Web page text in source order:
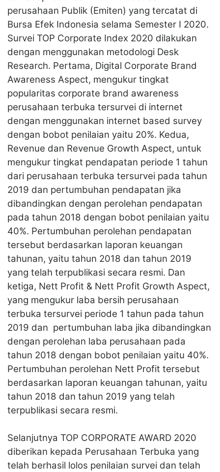
perusahaan Publik (Emiten) yang tercatat di
Bursa Efek Indonesia selama Semester I 2020.
Survei TOP Corporate Index 2020 dilakukan
dengan menggunakan metodologi Desk
Research. Pertama, Digital Corporate Brand
Awareness Aspect, mengukur tingkat
popularitas corporate brand awareness
perusahaan terbuka tersurvei di internet
dengan menggunakan internet based survey
dengan bobot penilaian yaitu 20%. Kedua,
Revenue dan Revenue Growth Aspect, untuk
mengukur tingkat pendapatan periode 1 tahun
dari perusahaan terbuka tersurvei pada tahun
2019 dan pertumbuhan pendapatan jika
dibandingkan dengan perolehan pendapatan
pada tahun 2018 dengan bobot penilaian yaitu
40%. Pertumbuhan perolehan pendapatan
tersebut berdasarkan laporan keuangan
tahunan, yaitu tahun 2018 dan tahun 2019
yang telah terpublikasi secara resmi. Dan
ketiga, Nett Profit & Nett Profit Growth Aspect,
yang mengukur laba bersih perusahaan
terbuka tersurvei periode 1 tahun pada tahun
2019 dan pertumbuhan laba jika dibandingkan
dengan perolehan laba perusahaan pada
tahun 2018 dengan bobot penilaian yaitu 40%.
Pertumbuhan perolehan Nett Profit tersebut
berdasarkan laporan keuangan tahunan, yaitu
tahun 2018 dan tahun 2019 yang telah
terpublikasi secara resmi.
Selanjutnya TOP CORPORATE AWARD 2020
diberikan kepada Perusahaan Terbuka yang
telah berhasil lolos penilaian survei dan telah